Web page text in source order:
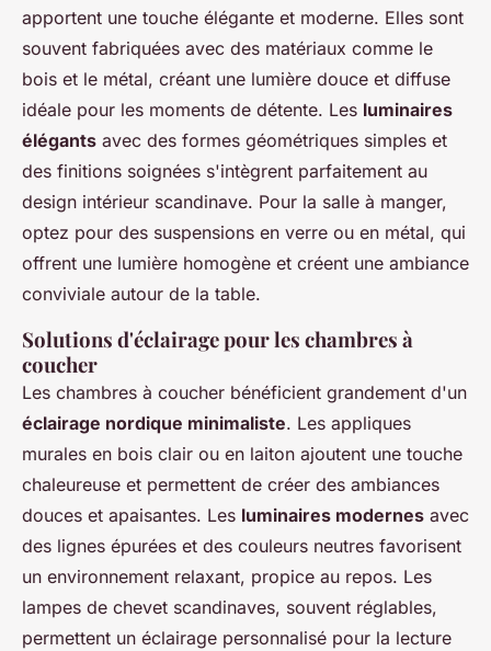
apportent une touche élégante et moderne. Elles sont
souvent fabriquées avec des matériaux comme le
bois et le métal, créant une lumière douce et diffuse
idéale pour les moments de détente. Les luminaires
élégants avec des formes géométriques simples et
des finitions soignées s'intègrent parfaitement au
design intérieur scandinave. Pour la salle à manger,
optez pour des suspensions en verre ou en métal, qui
offrent une lumière homogène et créent une ambiance
conviviale autour de la table.
Solutions d'éclairage pour les chambres à
coucher
Les chambres à coucher bénéficient grandement d'un
éclairage nordique minimaliste. Les appliques
murales en bois clair ou en laiton ajoutent une touche
chaleureuse et permettent de créer des ambiances
douces et apaisantes. Les luminaires modernes avec
des lignes épurées et des couleurs neutres favorisent
un environnement relaxant, propice au repos. Les
lampes de chevet scandinaves, souvent réglables,
permettent un éclairage personnalisé pour la lecture